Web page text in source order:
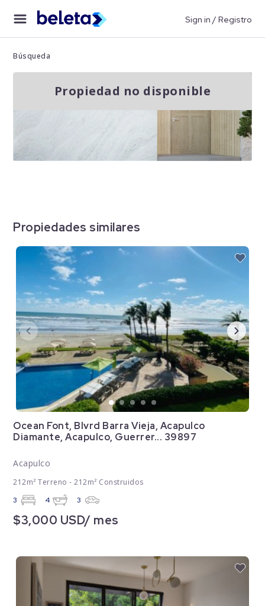
Sign in / Registro
Búsqueda
Propiedad no disponible
Propiedades similares
Ocean Font, Blvrd Barra Vieja, Acapulco
Diamante, Acapulco, Guerrer... 39897
Acapulco
212m² Terreno - 212m² Construidos
3 4 3
$3,000 USD/ mes